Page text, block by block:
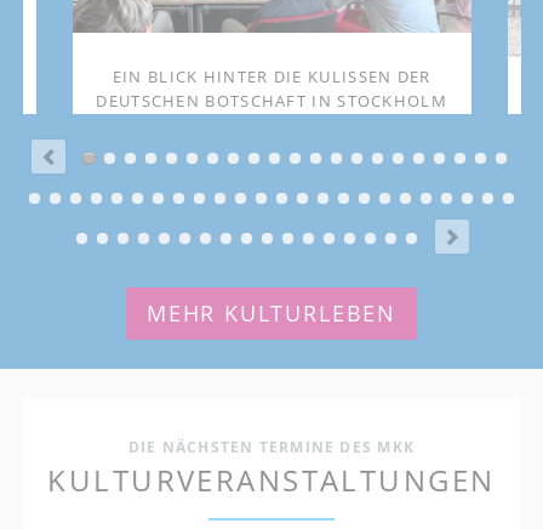
MEHR KULTURLEBEN
DIE NÄCHSTEN TERMINE DES MKK
KULTURVERANSTALTUNGEN